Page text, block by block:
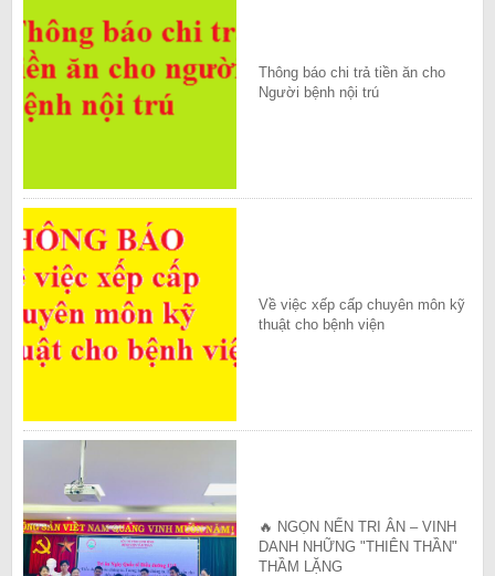
Thông báo chi trả tiền ăn cho
Người bệnh nội trú
Về việc xếp cấp chuyên môn kỹ
thuật cho bệnh viện
🔥 NGỌN NẾN TRI ÂN – VINH
DANH NHỮNG "THIÊN THẦN"
THẦM LẶNG